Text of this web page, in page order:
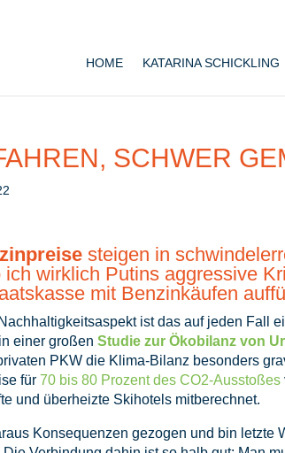
HOME KATARINA SCHICKLING
SCHWER
steigen in
ich wirklich Putins aggressive
mit Benzinkäufen
ist das auf jeden Fall
einer großenStudie zur Ökobilanz von
PKW die Klima-Bilanz besonders
für70 bis 80 Prozent des CO2-Ausstoßes
und überheizte Skihotels mitberechnet.
Konsequenzen gezogen und bin